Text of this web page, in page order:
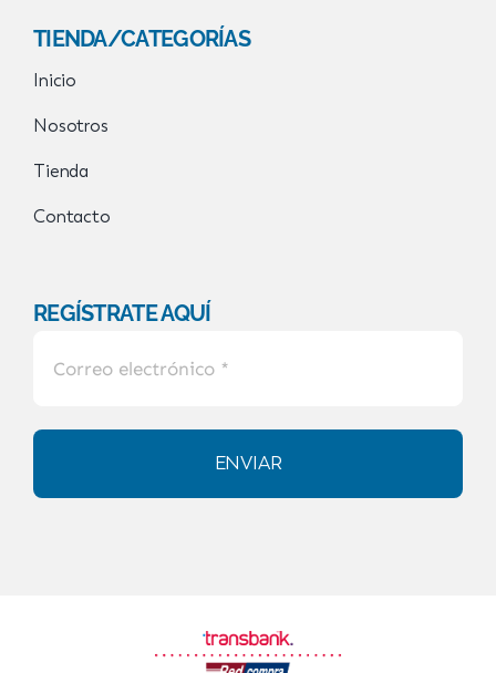
TIENDA/CATEGORÍAS
Inicio
Nosotros
Tienda
Contacto
REGÍSTRATE AQUÍ
ENVIAR